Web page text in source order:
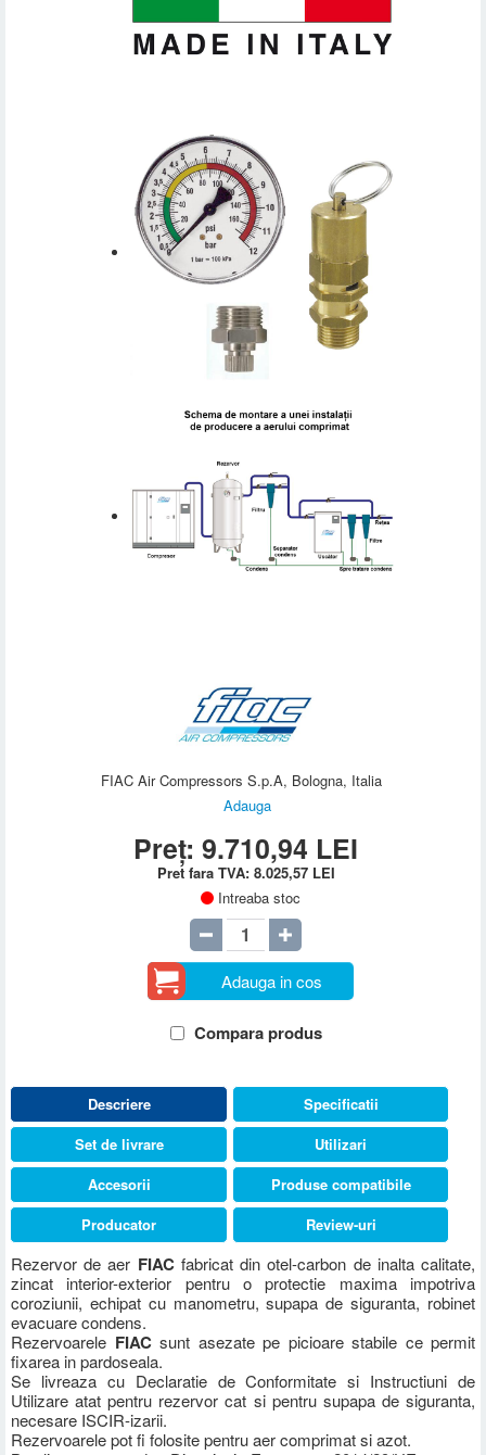
FIAC Air Compressors S.p.A, Bologna, Italia
Adauga
Preț:9.710,94 LEI
Pret fara TVA: 8.025,57 LEI
Intreaba stoc
Adauga in cos
Compara produs
Descriere
Rezervor de aer FIAC fabricat din otel-carbon de inalta calitate,
zincat interior-exterior pentru o protectie maxima impotriva
coroziunii, echipat cu manometru, supapa de siguranta, robinet
evacuare condens.
Rezervoarele FIAC sunt asezate pe picioare stabile ce permit
fixarea in pardoseala.
Se livreaza cu Declaratie de Conformitate si Instructiuni de
Utilizare atat pentru rezervor cat si pentru supapa de siguranta,
necesare ISCIR-izarii.
Rezervoarele pot fi folosite pentru aer comprimat si azot.
Specificatii
Set de livrare
Utilizari
Accesorii
Produse compatibile
Producator
Review-uri